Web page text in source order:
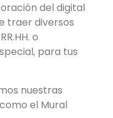
del digital
traer diversos
o
para tus
nuestras
el Mural